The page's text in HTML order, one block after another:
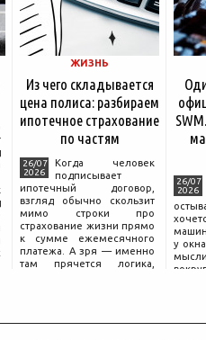
ЖИЗНЬ
Из чего складывается
цена полиса: разбираем
ипотечное страхование
по частям
26/07
2026
Когда человек
подписывает
ипотечный договор,
взгляд обычно скользит
мимо строки про
страхование жизни прямо
к сумме ежемесячного
платежа. А зря — именно
там прячется логика,
26/07
2026
у
мысли